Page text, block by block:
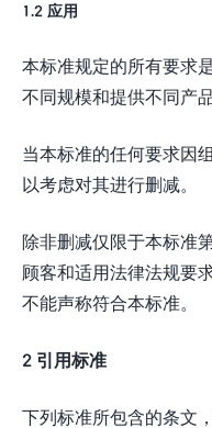
1.2 应用
本标准规定的所有要求
不同规模和提供不同产
当本标准的任何要求因
以考虑对其进行删减。
除非删减仅限于本标准
顾客和适用法律法规要
不能声称符合本标准。
2 引用标准
下列标准所包含的条文